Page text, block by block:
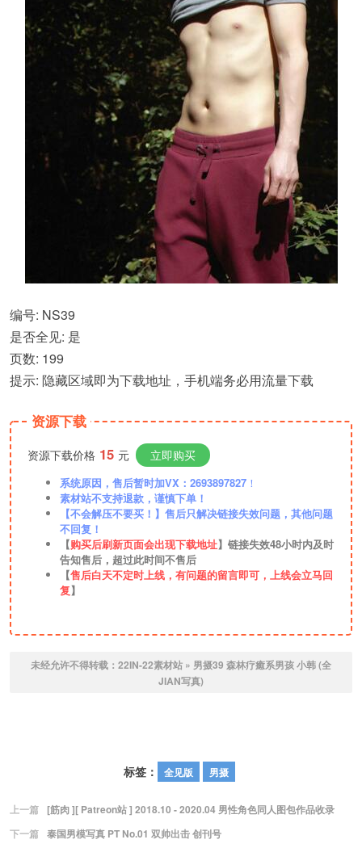
编号: NS39
是否全见: 是
页数: 199
提示: 隐藏区域即为下载地址，手机端务必用流量下载
资源下载
资源下载价格 15 元 立即购买
系统原因，售后暂时加VX：2693897827 ！
素材站不支持退款，谨慎下单！
【不会解压不要买！】售后只解决链接失效问题，其他问题
不回复！
【购买后刷新页面会出现下载地址】链接失效48小时内及时
告知售后，超过此时间不售后
【售后白天不定时上线，有问题的留言即可，上线会立马回
复】
未经允许不得转载： 22IN-22素材站 » 男摄39 森林疗癒系男孩 小韩 (全
JIAN写真)
标签： 全见版 男摄
上一篇
[筋肉 ][ Patreon站 ] 2018.10 - 2020.04 男性角色同人图包作品收录
下一篇 泰国男模写真 PT No.01 双帅出击 创刊号